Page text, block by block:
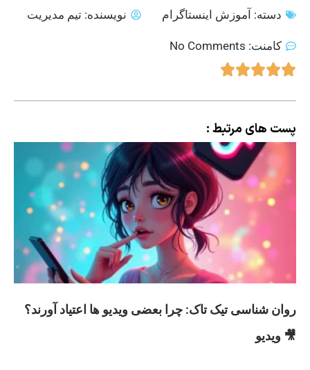
دسته: آموزش اینستاگرام نویسنده: تیم مدیریت
کامنت:
پست های مرتبط :
روان شناسی تیک تاک: چرا بعضی ویدیو ها اعتیاد آورند؟
🎥 ویدیو